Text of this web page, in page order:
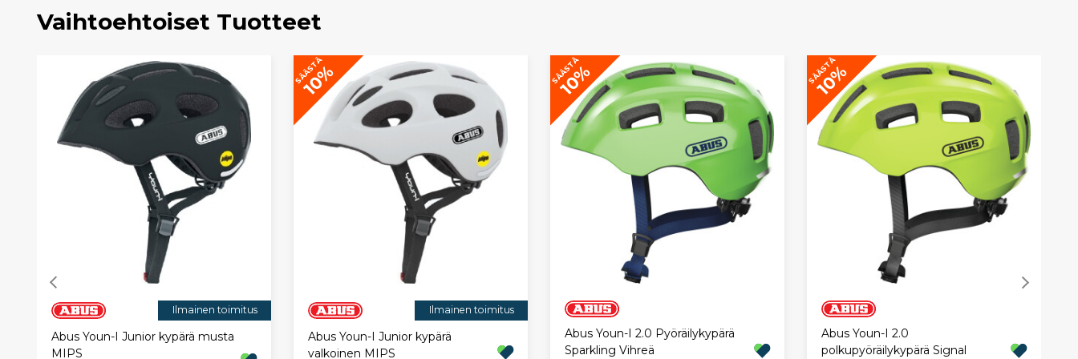
Vaihtoehtoiset Tuotteet
Ilmainen toimitus
Abus Youn-I Junior kypärä musta
MIPS
SÄÄSTÄ
10%
Ilmainen toimitus
Abus Youn-I Junior kypärä
valkoinen MIPS
SÄÄSTÄ
10%
Abus Youn-I 2.0 Pyöräilykypärä
Sparkling Vihreä
SÄÄSTÄ
10%
Abus Youn-I 2.0
polkupyöräilykypärä Signal